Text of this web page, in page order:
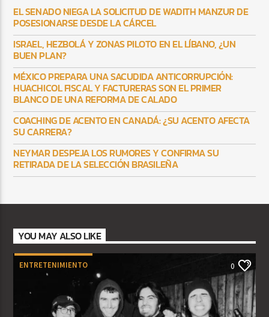
EL SENADO NIEGA LA SOLICITUD DE WADITH MANZUR DE
POSESIONARSE DESDE LA CÁRCEL
ISRAEL, HEZBOLÁ Y ZONAS PILOTO EN EL LÍBANO, ¿UN
BUEN PLAN?
MÉXICO PREPARA UNA SACUDIDA ANTICORRUPCIÓN:
HUACHICOL FISCAL Y FACTURERAS SON EL PRIMER
BLANCO DE UNA REFORMA DE CALADO
COACHING DE ACENTO EN CANADÁ: ¿SU ACENTO AFECTA
SU CARRERA?
NEYMAR DESPEJA LOS RUMORES Y CONFIRMA SU
RETIRADA DE LA SELECCIÓN BRASILEÑA
YOU MAY ALSO LIKE
ENTRETENIMIENTO 0